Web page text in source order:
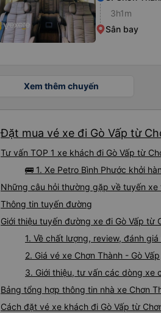
3h1m
Sân bay
Xem thêm chuyến
Đặt mua vé xe đi Gò Vấp từ
Tư vấn TOP 1 xe khách đi Gò Vấp từ
🚌 1. Xe Petro Bình Phước khởi
Những câu hỏi thường gặp về tuyến xe
Thông tin tuyến đường
Giới thiệu tuyến đường xe đi Gò Vấp từ
1. Về chất lượng, review, đánh
2. Giá vé xe Chơn Thành - Gò Vấp
3. Giới thiệu, tư vấn các dòng xe
Bảng tổng hợp thông tin nhà xe Chơn
Cách đặt vé xe khách đi Gò Vấp từ